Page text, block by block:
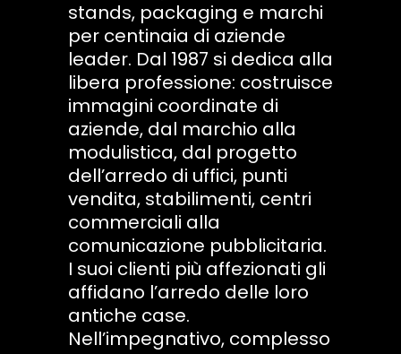
stands, packaging e marchi
per centinaia di aziende
leader. Dal 1987 si dedica alla
libera professione: costruisce
immagini coordinate di
aziende, dal marchio alla
modulistica, dal progetto
dell’arredo di uffici, punti
vendita, stabilimenti, centri
commerciali alla
comunicazione pubblicitaria.
I suoi clienti più affezionati gli
affidano l’arredo delle loro
antiche case.
Nell’impegnativo, complesso